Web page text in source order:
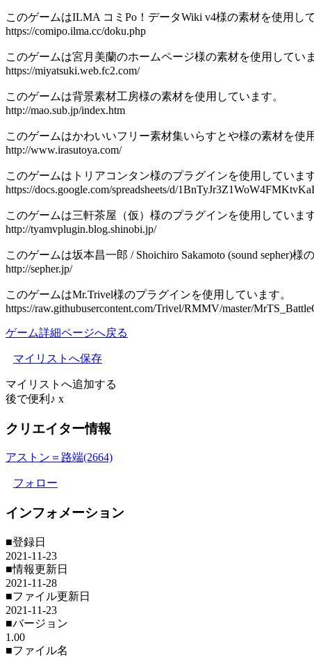
このゲームはILMA コミPo！データWiki v4様の素材を使用し
https://comipo.ilma.cc/doku.php
このゲームは宮月美蘭のホームページ様の素材を使用していま
https://miyatsuki.web.fc2.com/
このゲームは背景素材工房様の素材を使用しています。
http://mao.sub.jp/index.htm
このゲームはかわいいフリー素材集いらすとや様の素材を使
http://www.irasutoya.com/
このゲームはトリアコンタン様のプラグインを使用しています
https://docs.google.com/spreadsheets/d/
このゲームは三軒茶屋（仮）様のプラグインを使用しています
http://tyamvplugin.blog.shinobi.jp/
このゲームは坂本昌一郎 / Shoichiro Sakamoto (sound sepher)様
http://sepher.jp/
このゲームはMr.Trivel様のプラグインを使用しています。
https://raw.githubusercontent.com/Trivel/RMMV/master/
ゲーム詳細ページへ戻る
マイリストへ保存
マイリストへ追加する
後で便利♪ x
クリエイター情報
アストン＝路端(2664)
フォロー
インフォメーション
■登録日
2021-11-23
■情報更新日
2021-11-28
■ファイル更新日
2021-11-23
■バージョン
1.00
■ファイル名